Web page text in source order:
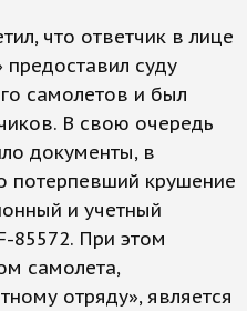
что ответчик в лице
суду
самолетов и был
В свою очередь
документы, в
потерпевший крушение
и учетный
85572. При этом
самолета,
отряду», является